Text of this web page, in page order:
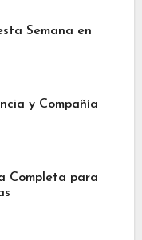
Semana en
y Compañía
Completa para